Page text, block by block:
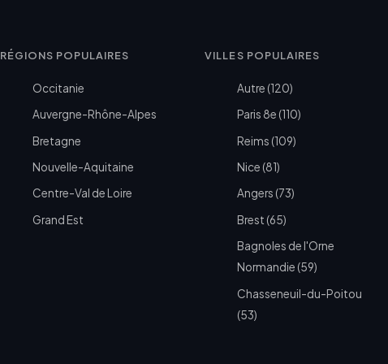
RÉGIONS POPULAIRES
Occitanie
Auvergne-Rhône-Alpes
Bretagne
Nouvelle-Aquitaine
Centre-Val de Loire
Grand Est
VILLES POPULAIRES
Autre (120)
Paris 8e (110)
Reims (109)
Nice (81)
Angers (73)
Brest (65)
Bagnoles de l'Orne
Normandie (59)
Chasseneuil-du-Poitou
(53)